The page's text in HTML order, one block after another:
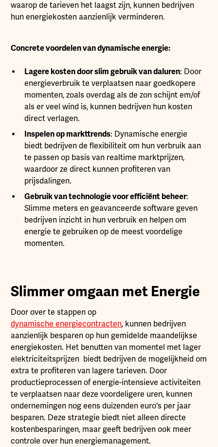
waarop de tarieven het laagst zijn, kunnen bedrijven
hun energiekosten aanzienlijk verminderen.
Concrete voordelen van dynamische energie:
Lagere kosten door slim gebruik van daluren: Door
energieverbruik te verplaatsen naar goedkopere
momenten, zoals overdag als de zon schijnt em/of
als er veel wind is, kunnen bedrijven hun kosten
direct verlagen.
Inspelen op markttrends: Dynamische energie
biedt bedrijven de flexibiliteit om hun verbruik aan
te passen op basis van realtime marktprijzen,
waardoor ze direct kunnen profiteren van
prijsdalingen.
Gebruik van technologie voor efficiënt beheer:
Slimme meters en geavanceerde software geven
bedrijven inzicht in hun verbruik en helpen om
energie te gebruiken op de meest voordelige
momenten.
Slimmer omgaan met Energie
Door over te stappen op
dynamische energiecontracten, kunnen bedrijven
aanzienlijk besparen op hun gemidelde maandelijkse
energiekosten. Het benutten van momentel met lager
elektriciteitsprijzen biedt bedrijven de mogelijkheid om
extra te profiteren van lagere tarieven. Door
productieprocessen of energie-intensieve activiteiten
te verplaatsen naar deze voordeligere uren, kunnen
ondernemingen nog eens duizenden euro's per jaar
besparen. Deze strategie biedt niet alleen directe
kostenbesparingen, maar geeft bedrijven ook meer
controle over hun energiemanagement.